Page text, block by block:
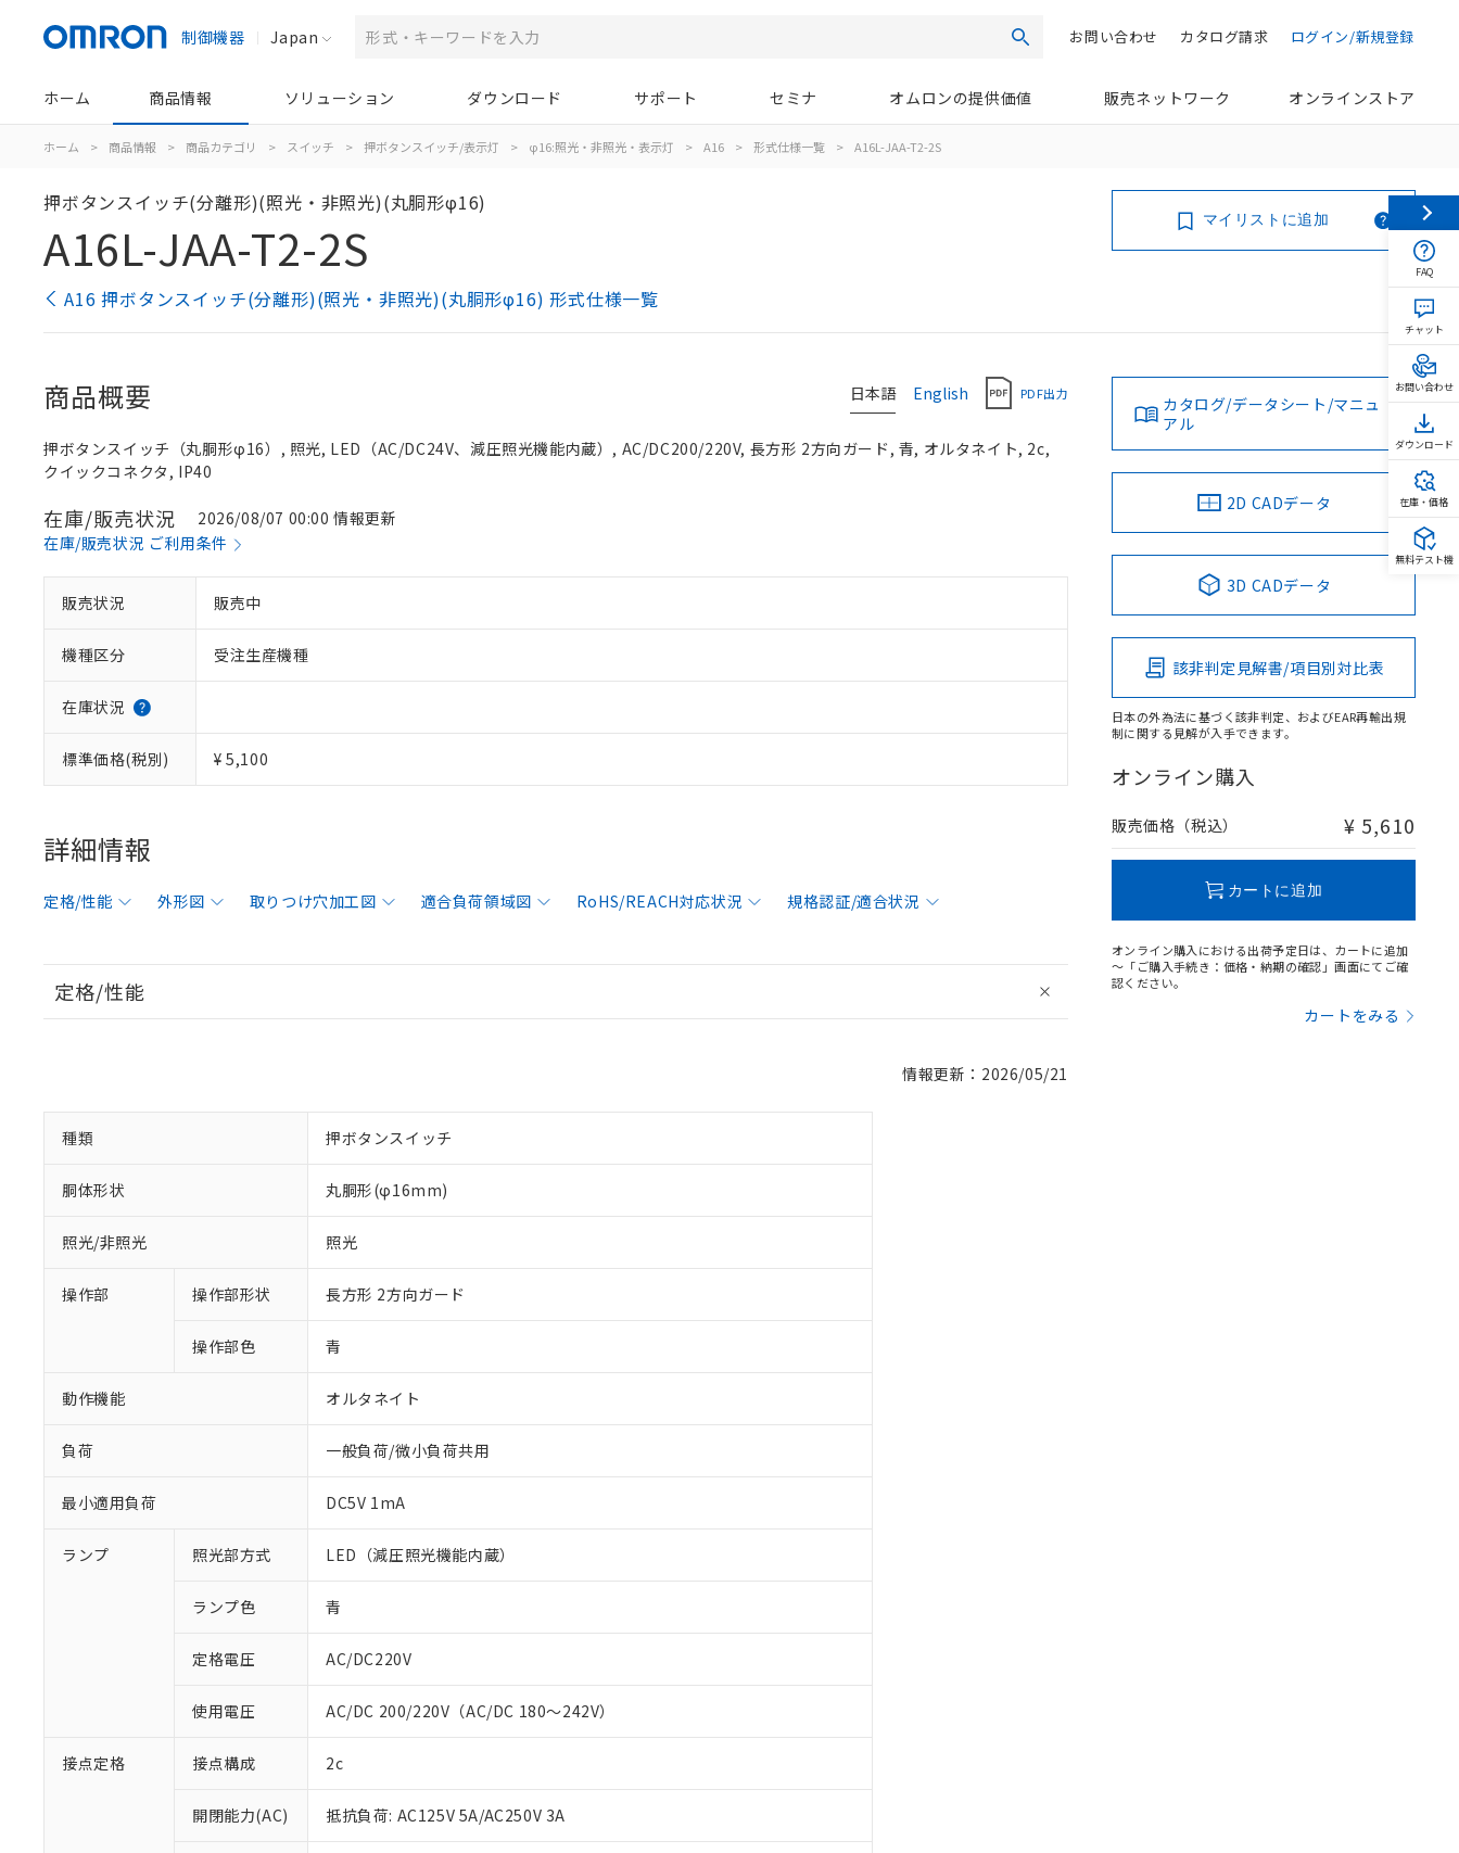
制御機器 Japan 検索 ログイン/新規登録
カタログ請求
お問い合わせ
ホーム 商品情報 ソリューション ダウンロード サポート セミナ オムロンの提供価値 販売ネットワーク オンラインストア
ホーム > 商品情報 > 商品カテゴリ > スイッチ > 押ボタンスイッチ/表示灯 > φ16:照光・非照光・表示灯 > A16 > 形式仕様一覧 > A16L-JAA-T2-2S
押ボタンスイッチ(分離形)(照光・非照光)(丸胴形φ16)
A16L-JAA-T2-2S
A16 押ボタンスイッチ(分離形)(照光・非照光)(丸胴形φ16) 形式仕様一覧
マイリストに追加
日本語 English PDF出力
商品概要
押ボタンスイッチ（丸胴形φ16）, 照光, LED（AC/DC24V、減圧照光機能内蔵）, AC/DC200/220V, 長方形 2方向ガード, 青, オルタネイト, 2c,
クイックコネクタ, IP40
在庫/販売状況
2026/08/07 00:00 情報更新
在庫/販売状況 ご利用条件
販売状況 販売中
機種区分 受注生産機種
在庫状況
標準価格(税別) ¥ 5,100
詳細情報
定格/性能 外形図 取りつけ穴加工図 適合負荷領域図 RoHS/REACH対応状況 規格認証/適合状況
定格/性能
情報更新：2026/05/21
種類 押ボタンスイッチ
胴体形状 丸胴形(φ16mm)
照光/非照光 照光
操作部 操作部形状 長方形 2方向ガード
操作部色 青
動作機能 オルタネイト
負荷 一般負荷/微小負荷共用
最小適用負荷 DC5V 1mA
ランプ 照光部方式 LED（減圧照光機能内蔵）
ランプ色 青
定格電圧 AC/DC220V
使用電圧 AC/DC 200/220V（AC/DC 180～242V）
接点定格 接点構成 2c
開閉能力(AC) 抵抗負荷: AC125V 5A/AC250V 3A
カタログ/データシート/マニュ
アル
2D CADデータ
3D CADデータ
該非判定見解書/項目別対比表
日本の外為法に基づく該非判定、およびEAR再輸出規
制に関する見解が入手できます。
オンライン購入
販売価格（税込） ¥ 5,610
カートに追加
オンライン購入における出荷予定日は、カートに追加
～「ご購入手続き：価格・納期の確認」画面にてご確
認ください。
カートをみる
対応済み：EU RoHS指令（10物質）の非含有に対応した製品が提供可能な商品です。
FAQ
チャット
お問い合わせ
ダウンロード
在庫・価格
無料テスト機